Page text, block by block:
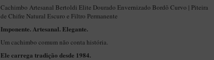
Cachimbo Artesanal Bertoldi Elite Dourado Envernizado Bordô Curvo | Piteira
de Chifre Natural Escuro e Filtro Permanente
Imponente. Artesanal. Elegante.
Um cachimbo comum não conta história.
Ele carrega tradição desde 1984.